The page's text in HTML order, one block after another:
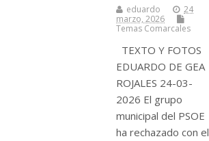
eduardo
24
marzo, 2026
Temas Comarcales
TEXTO Y FOTOS
EDUARDO DE GEA
ROJALES 24-03-
2026 El grupo
municipal del PSOE
ha rechazado con el